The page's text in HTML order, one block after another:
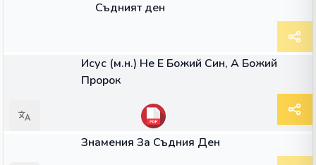
Съдният ден
Исус (м.н.) Не Е Божий Син, А Божий
Пророк
Знамения За Съдния Ден